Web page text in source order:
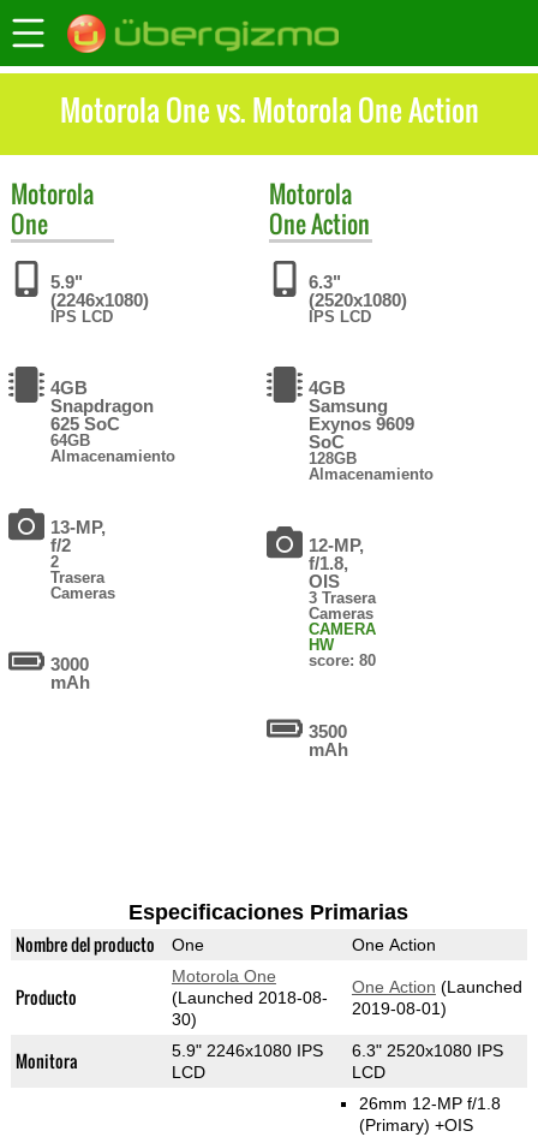
Motorola One vs. Motorola One Action
Motorola
One
5.9"
(2246x1080)
IPS LCD
4GB
Snapdragon
625 SoC
64GB
Almacenamiento
13-MP,
f/2
2
Trasera
Cameras
3000
mAh
Motorola
One Action
6.3"
(2520x1080)
IPS LCD
4GB
Samsung
Exynos 9609
SoC
128GB
Almacenamiento
12-MP,
f/1.8,
OIS
3 Trasera
Cameras
CAMERA
HW
score: 80
3500
mAh
Especificaciones Primarias
Nombre del producto One One Action
Producto
Motorola One
(Launched 2018-08-
30)
One Action (Launched
2019-08-01)
Monitora
5.9" 2246x1080 IPS
LCD
6.3" 2520x1080 IPS
LCD
26mm 12-MP f/1.8
(Primary) +OIS